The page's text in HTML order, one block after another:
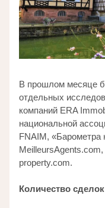
В прошлом месяце
отдельных
компаний ERA
национальной
FNAIM, «Барометра
property.com.
Количество